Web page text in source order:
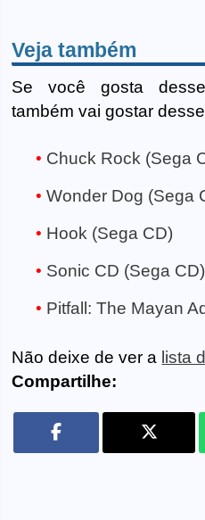
Veja também
Se você gosta
também vai gostar
Chuck Rock (Sega
Wonder Dog (Sega
Hook (Sega CD)
Sonic CD (Sega CD)
Pitfall: The Mayan
Não deixe de ver a lista
Compartilhe: